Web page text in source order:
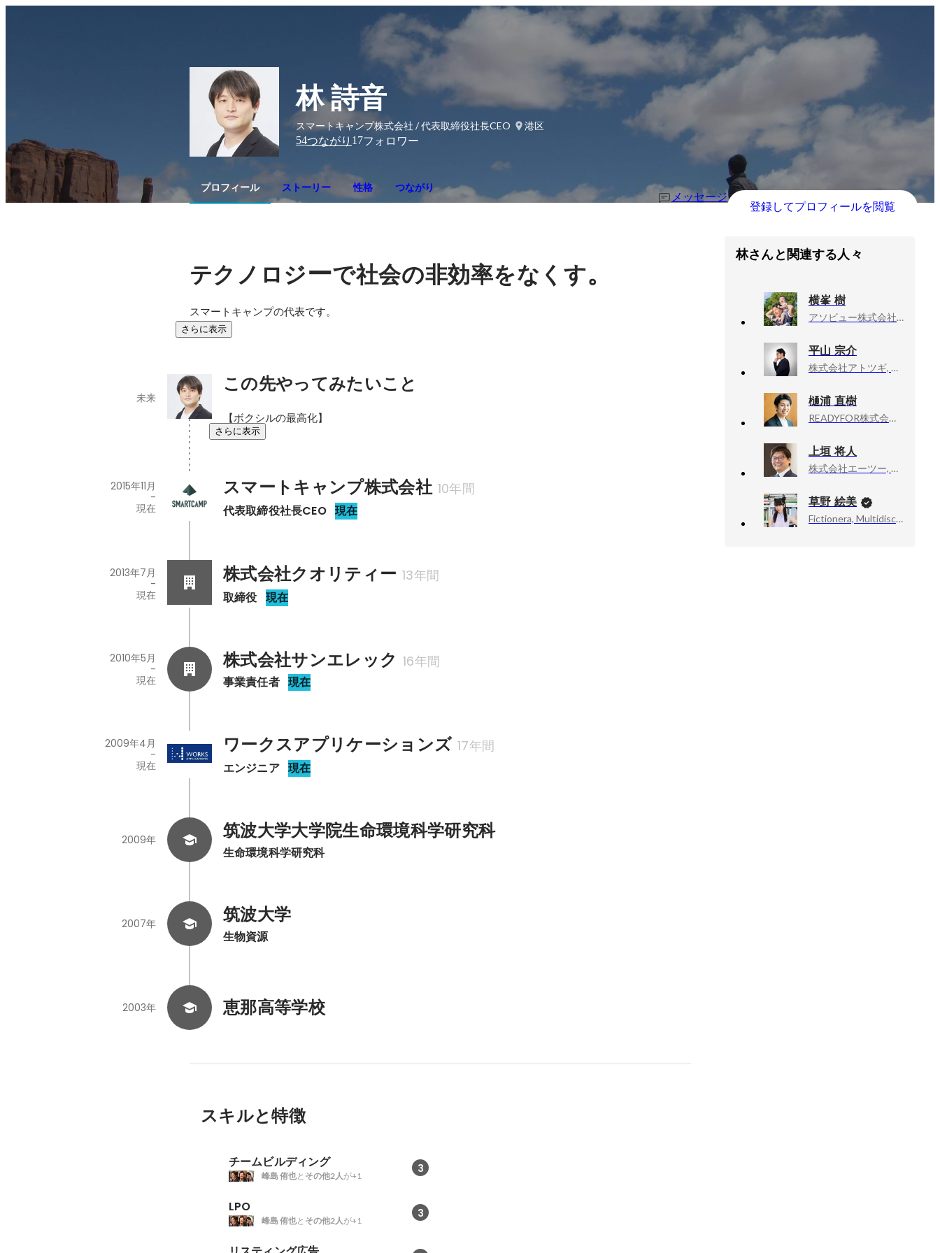
林 詩音
スマートキャンプ株式会社 / 代表取締役社長CEO
港区
54つながり 17フォロワー
プロフィール ストーリー 性格 つながり
メッセージ
登録してプロフィールを閲覧
テクノロジーで社会の非効率をなくす。
スマートキャンプの代表です。
さらに表示
この先やってみたいこと
未来
【ボクシルの最高化】
さらに表示
スマートキャンプ株式会社 10年間
代表取締役社長CEO 現在
2015年11月
-
現在
株式会社クオリティー 13年間
取締役 現在
2013年7月
-
現在
株式会社サンエレック 16年間
事業責任者 現在
2010年5月
-
現在
ワークスアプリケーションズ 17年間
エンジニア 現在
2009年4月
-
現在
筑波大学大学院生命環境科学研究科
生命環境科学研究科
2009年
筑波大学
生物資源
2007年
恵那高等学校
2003年
スキルと特徴
チームビルディング 3
峰島 侑也と その他2人が+1
LPO 3
峰島 侑也と その他2人が+1
林さんと関連する人々
横峯 樹
アソビュー株式会社, 上級執行役員CPO、マーケットプレイスカンパニーCEO
平山 宗介
株式会社アトツギ, 代表取締役
樋浦 直樹
READYFOR株式会社, 代表取締役COO
上垣 将人
株式会社エーツー, 執行役員 CTO
草野 絵美
Fictionera, Multidisciplinary Artist / CEO / Co-Founder